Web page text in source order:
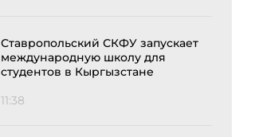
Ставропольский СКФУ запускает
международную школу для
студентов в Кыргызстане
11:38